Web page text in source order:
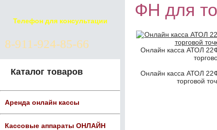
Телефон для консультации
8-911-924-85-66
Каталог товаров
Аренда онлайн кассы
Кассовые аппараты ОНЛАЙН
ФН для
Онлайн касса АТОЛ
Онлайн касса АТОЛ
торговой